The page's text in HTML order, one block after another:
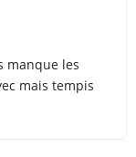
manque les
mais tempis